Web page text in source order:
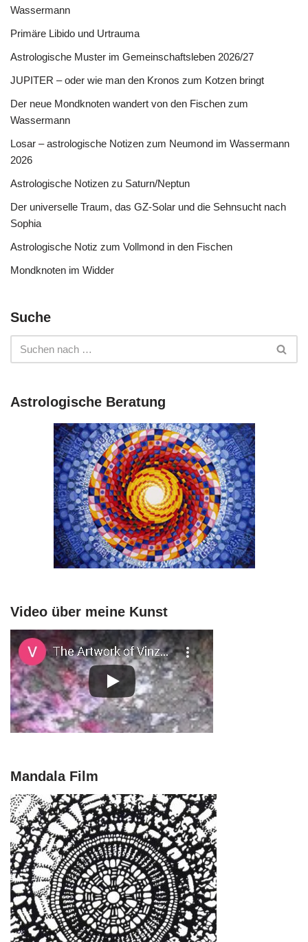
Wassermann
Primäre Libido und Urtrauma
Astrologische Muster im Gemeinschaftsleben 2026/27
JUPITER – oder wie man den Kronos zum Kotzen bringt
Der neue Mondknoten wandert von den Fischen zum
Wassermann
Losar – astrologische Notizen zum Neumond im Wassermann
2026
Astrologische Notizen zu Saturn/Neptun
Der universelle Traum, das GZ-Solar und die Sehnsucht nach
Sophia
Astrologische Notiz zum Vollmond in den Fischen
Mondknoten im Widder
Suche
Astrologische Beratung
Video über meine Kunst
Mandala Film